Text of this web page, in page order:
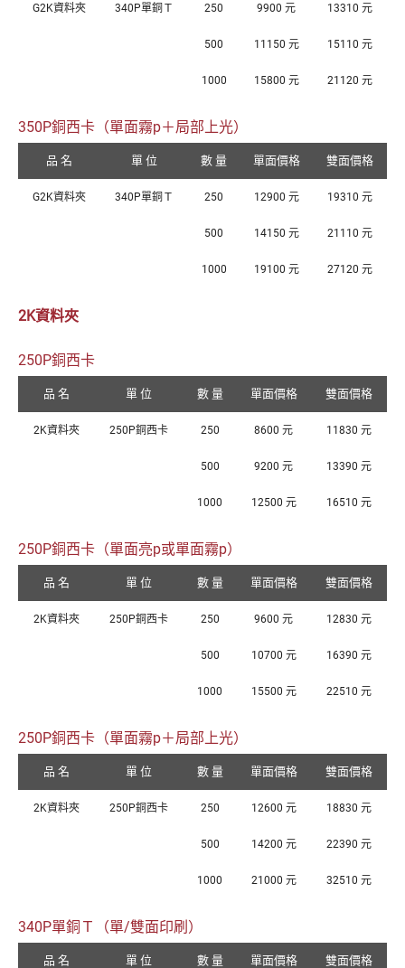
G2K資料夾 340P單銅Ｔ 250 9900 元 13310 元
500 11150 元 15110 元
1000 15800 元 21120 元
350P銅西卡（單面霧p＋局部上光）
品 名 單 位 數 量 單面價格 雙面價格
G2K資料夾 340P單銅Ｔ 250 12900 元 19310 元
500 14150 元 21110 元
1000 19100 元 27120 元
2K資料夾
250P銅西卡
品 名 單 位 數 量 單面價格 雙面價格
2K資料夾 250P銅西卡 250 8600 元 11830 元
500 9200 元 13390 元
1000 12500 元 16510 元
250P銅西卡（單面亮p或單面霧p）
品 名 單 位 數 量 單面價格 雙面價格
2K資料夾 250P銅西卡 250 9600 元 12830 元
500 10700 元 16390 元
1000 15500 元 22510 元
250P銅西卡（單面霧p＋局部上光）
品 名 單 位 數 量 單面價格 雙面價格
2K資料夾 250P銅西卡 250 12600 元 18830 元
500 14200 元 22390 元
1000 21000 元 32510 元
340P單銅Ｔ（單/雙面印刷）
品 名 單 位 數 量 單面價格 雙面價格